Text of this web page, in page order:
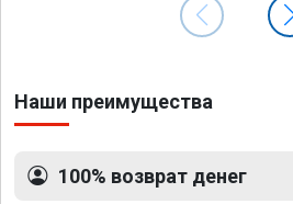
Наши преимущества
100% возврат денег